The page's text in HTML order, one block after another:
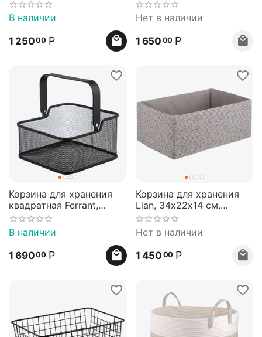
Bergenson Bjorn
В наличии
1 25000 Р
Нет в наличии
1 650 00 Р
Корзина для хранения
квадратная Ferrant,
20,3х20,3х11,5 см,
черная, Bergenson Bjorn
В наличии
1 69000 Р
Корзина для хранения
Lian, 34х22х14 см,
светло-серая, Bergenson
Bjorn
Нет в наличии
1 450 00 Р